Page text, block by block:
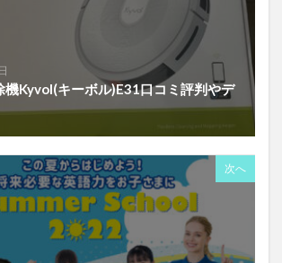
機Kyvol(キーボル)E31口コミ評判やデ
次へ